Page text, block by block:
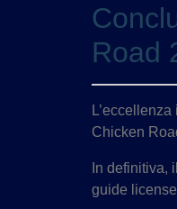
Road
Chicken
In definitiva,
guide